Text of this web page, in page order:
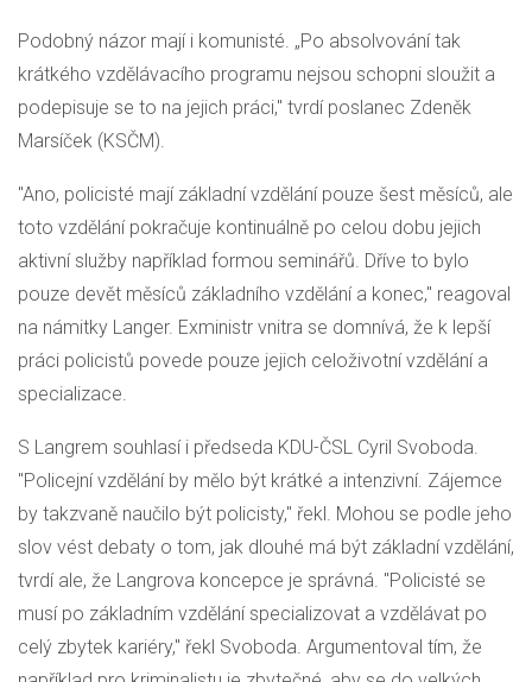
Podobný názor mají i komunisté. „Po absolvování tak
krátkého vzdělávacího programu nejsou schopni sloužit a
podepisuje se to na jejich práci," tvrdí poslanec Zdeněk
Marsíček (KSČM).
"Ano, policisté mají základní vzdělání pouze šest měsíců, ale
toto vzdělání pokračuje kontinuálně po celou dobu jejich
aktivní služby například formou seminářů. Dříve to bylo
pouze devět měsíců základního vzdělání a konec," reagoval
na námitky Langer. Exministr vnitra se domnívá, že k lepší
práci policistů povede pouze jejich celoživotní vzdělání a
specializace.
S Langrem souhlasí i předseda KDU-ČSL Cyril Svoboda.
"Policejní vzdělání by mělo být krátké a intenzivní. Zájemce
by takzvaně naučilo být policisty," řekl. Mohou se podle jeho
slov vést debaty o tom, jak dlouhé má být základní vzdělání,
tvrdí ale, že Langrova koncepce je správná. "Policisté se
musí po základním vzdělání specializovat a vzdělávat po
celý zbytek kariéry," řekl Svoboda. Argumentoval tím, že